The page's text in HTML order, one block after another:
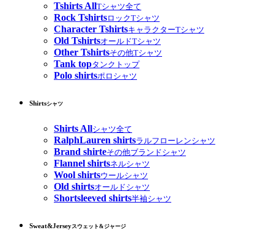
Tshirts AllTシャツ全て
Rock TshirtsロックTシャツ
Character TshirtsキャラクターTシャツ
Old TshirtsオールドTシャツ
Other Tshirtsその他Tシャツ
Tank topタンクトップ
Polo shirtsポロシャツ
Shirtsシャツ
Shirts Allシャツ全て
RalphLauren shirtsラルフローレンシャツ
Brand shirteその他ブランドシャツ
Flannel shirtsネルシャツ
Wool shirtsウールシャツ
Old shirtsオールドシャツ
Shortsleeved shirts半袖シャツ
Sweat&Jerseyスウェット&ジャージ